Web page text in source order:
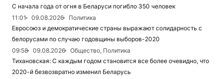
С начала года от огня в Беларуси погибло 350 человек
11:01
09.08.2026
Политика
Евросоюз и демократические страны выражают солидарность с
белорусами по случаю годовщины выборов-2020
09:58
09.08.2026
Общество, Политика
Тихановская: С каждым годом становится все более очевидно, что
2020-й безвозвратно изменил Беларусь